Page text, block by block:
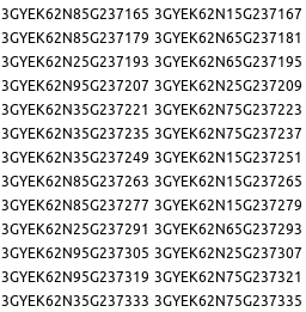
3GYEK62N85G237165 3GYEK62N15G237167
3GYEK62N85G237179 3GYEK62N65G237181
3GYEK62N25G237193 3GYEK62N65G237195
3GYEK62N95G237207 3GYEK62N25G237209
3GYEK62N35G237221 3GYEK62N75G237223
3GYEK62N35G237235 3GYEK62N75G237237
3GYEK62N35G237249 3GYEK62N15G237251
3GYEK62N85G237263 3GYEK62N15G237265
3GYEK62N85G237277 3GYEK62N15G237279
3GYEK62N25G237291 3GYEK62N65G237293
3GYEK62N95G237305 3GYEK62N25G237307
3GYEK62N95G237319 3GYEK62N75G237321
3GYEK62N35G237333 3GYEK62N75G237335